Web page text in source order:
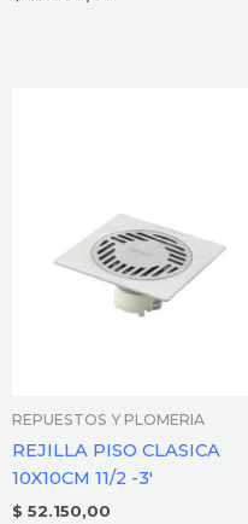
REPUESTOS Y PLOMERIA
REJILLA PISO CLASICA
10X10CM 11/2 -3′
$ 52.150,00